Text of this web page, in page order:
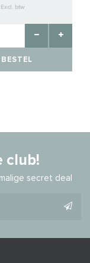
Excl. btw
BESTEL
club!
secret deal